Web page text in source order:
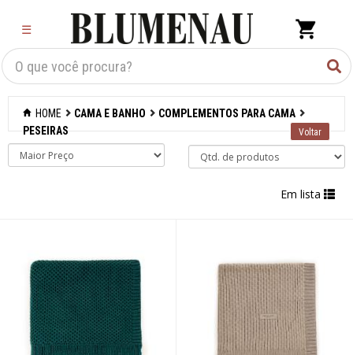
☰
Criar Lista×
Organização
Cozinha
Eletros
Acessórios para
banheiro
Aromatizantes
HOME CAMA E BANHO
COMPLEMENTOS PARA CAMA
PESEIRAS
Em lista